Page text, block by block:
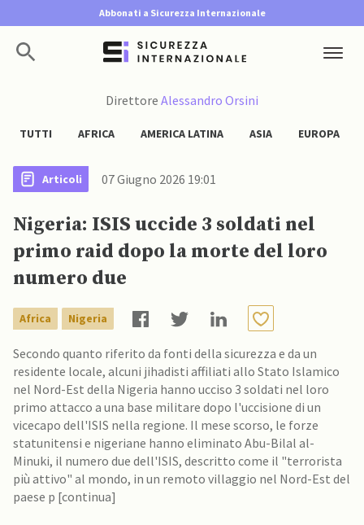
Abbonati a Sicurezza Internazionale
Direttore Alessandro Orsini
TUTTI AFRICA AMERICA LATINA ASIA EUROPA
Articoli 07 Giugno 2026 19:01
Nigeria: ISIS uccide 3 soldati nel
primo raid dopo la morte del loro
numero due
Africa Nigeria
Secondo quanto riferito da fonti della sicurezza e da un
residente locale, alcuni jihadisti affiliati allo Stato Islamico
nel Nord-Est della Nigeria hanno ucciso 3 soldati nel loro
primo attacco a una base militare dopo l'uccisione di un
vicecapo dell'ISIS nella regione. Il mese scorso, le forze
statunitensi e nigeriane hanno eliminato Abu-Bilal al-
Minuki, il numero due dell'ISIS, descritto come il "terrorista
più attivo" al mondo, in un remoto villaggio nel Nord-Est del
paese p [continua]